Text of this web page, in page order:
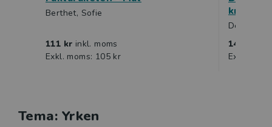
Berthet, Sofie
111 kr inkl. moms
Exkl. moms: 105 kr
Degard,
140 kr
Exkl.
Tema: Yrken